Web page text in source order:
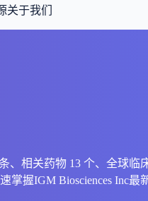
最新
研
专
关于我们
、相关药物 13 个、全
握IGM Biosciences Inc最